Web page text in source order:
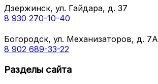
Дзержинск, ул. Гайдара, д. 37
8 930 270-10-40
Богородск, ул. Механизаторов, д. 7А
8 902 689-33-22
Разделы сайта